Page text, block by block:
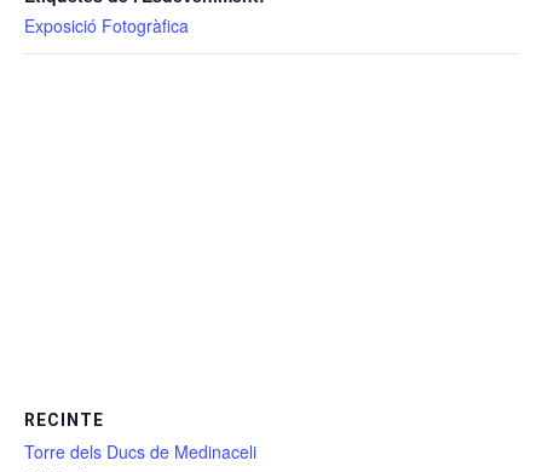
Exposició Fotogràfica
RECINTE
Torre dels Ducs de Medinaceli